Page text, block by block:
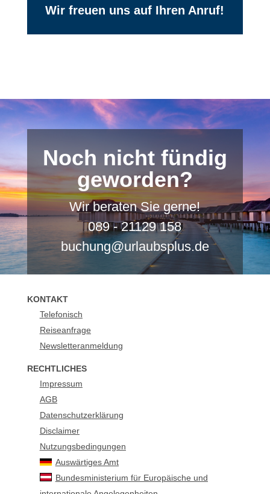
Wir freuen uns auf Ihren Anruf!
Noch nicht fündig
geworden?
Wir beraten Sie gerne!
089 - 21129 158
buchung@urlaubsplus.de
KONTAKT
Telefonisch
Reiseanfrage
Newsletteranmeldung
RECHTLICHES
Impressum
AGB
Datenschutzerklärung
Disclaimer
Nutzungsbedingungen
Auswärtiges Amt
Bundesministerium für Europäische und